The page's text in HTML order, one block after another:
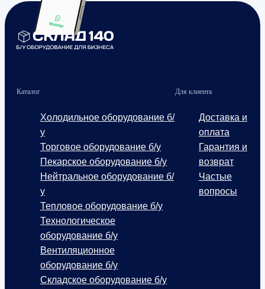
Каталог
Холодильное оборудование б/
у
Торговое оборудование б/у
Пекарское оборудование б/у
Нейтральное оборудование б/
у
Тепловое оборудование б/у
Технологическое
оборудование б/у
Вентиляционное
оборудование б/у
Складское оборудование б/у
Для клиента
Доставка и
оплата
Гарантия и
возврат
Частые
вопросы